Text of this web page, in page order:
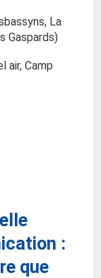
La
Gaspards)
air, Camp
:
que